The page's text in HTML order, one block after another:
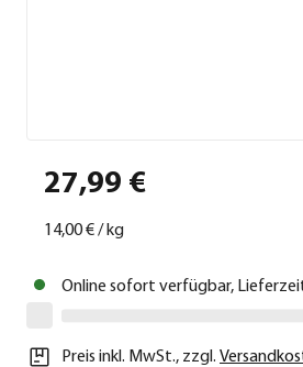
27,99 €
14,00 €/ kg
Online sofort verfügbar,
Preis inkl. MwSt., zzgl.